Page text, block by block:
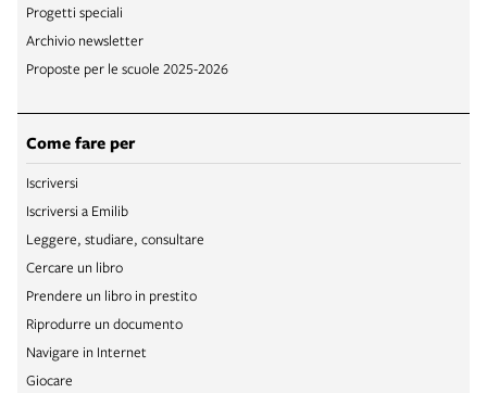
Progetti speciali
Archivio newsletter
Proposte per le scuole 2025-2026
Come fare per
Iscriversi
Iscriversi a Emilib
Leggere, studiare, consultare
Cercare un libro
Prendere un libro in prestito
Riprodurre un documento
Navigare in Internet
Giocare